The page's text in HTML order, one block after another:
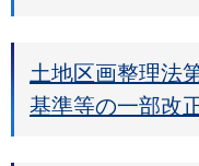
土地区画整理法
基準等の一部改